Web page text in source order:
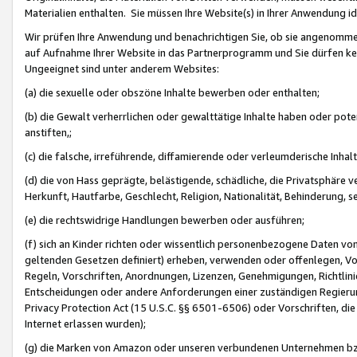
Materialien enthalten. Sie müssen Ihre Website(s) in Ihrer Anwendung
Wir prüfen Ihre Anwendung und benachrichtigen Sie, ob sie
auf Aufnahme Ihrer Website in das Partnerprogramm und Sie dürfen
Ungeeignet sind unter anderem Websites:
(a) die sexuelle oder obszöne Inhalte bewerben oder enthalten;
(b) die Gewalt verherrlichen oder gewalttätige Inhalte haben oder
anstiften,;
(c) die falsche, irreführende, diffamierende oder verleumderische
(d) die von Hass geprägte, belästigende, schädliche, die Privatsphäre
Herkunft, Hautfarbe, Geschlecht, Religion, Nationalität, Behinderung,
(e) die rechtswidrige Handlungen bewerben oder ausführen;
(f) sich an Kinder richten oder wissentlich personenbezogene Daten
geltenden Gesetzen definiert) erheben, verwenden oder offenlegen,
Regeln, Vorschriften, Anordnungen, Lizenzen, Genehmigungen,
Entscheidungen oder andere Anforderungen einer zuständigen
Privacy Protection Act (15 U.S.C. §§ 6501-6506) oder Vorschriften,
Internet erlassen wurden);
(g) die Marken von Amazon oder unseren verbundenen Unternehmen